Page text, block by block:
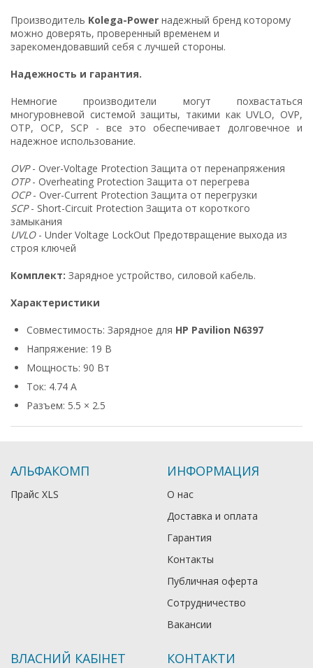
Производитель Kolega-Power надежный бренд которому
можно доверять, проверенный временем и
зарекомендовавший себя с лучшей стороны.
Надежность и гарантия.
Немногие производители могут похвастаться
многуровневой системой защиты, такими как UVLO, OVP,
OTP, OCP, SCP - все это обеспечивает долговечное и
надежное использование.
OVP- Over-Voltage Protection Защита от перенапряжения
OTP- Overheating Protection Защита от перегрева
OCP- Over-Current Protection Защита от перегрузки
SCP- Short-Circuit Protection Защита от короткого
замыкания
UVLO- Under Voltage LockOut Предотвращение выхода из
строя ключей
Комплект: Зарядное устройство, силовой кабель.
Характеристики
Совместимость: Зарядное для HP Pavilion N6397
Напряжение: 19 В
Мощность: 90 Вт
Ток: 4.74 А
Разъем: 5.5 × 2.5
АЛЬФАКОМП
Прайс XLS
ИНФОРМАЦИЯ
О нас
Доставка и оплата
Гарантия
Контакты
Публичная оферта
Сотрудничество
Вакансии
ВЛАСНИЙ КАБІНЕТ КОНТАКТИ